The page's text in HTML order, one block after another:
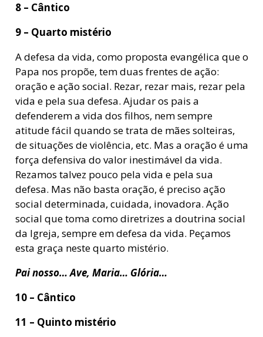
8 – Cântico
9 – Quarto mistério
A defesa da vida, como proposta evangélica que o
Papa nos propõe, tem duas frentes de ação:
oração e ação social. Rezar, rezar mais, rezar pela
vida e pela sua defesa. Ajudar os pais a
defenderem a vida dos filhos, nem sempre
atitude fácil quando se trata de mães solteiras,
de situações de violência, etc. Mas a oração é uma
força defensiva do valor inestimável da vida.
Rezamos talvez pouco pela vida e pela sua
defesa. Mas não basta oração, é preciso ação
social determinada, cuidada, inovadora. Ação
social que toma como diretrizes a doutrina social
da Igreja, sempre em defesa da vida. Peçamos
esta graça neste quarto mistério.
Pai nosso… Ave, Maria… Glória…
10 – Cântico
11 – Quinto mistério